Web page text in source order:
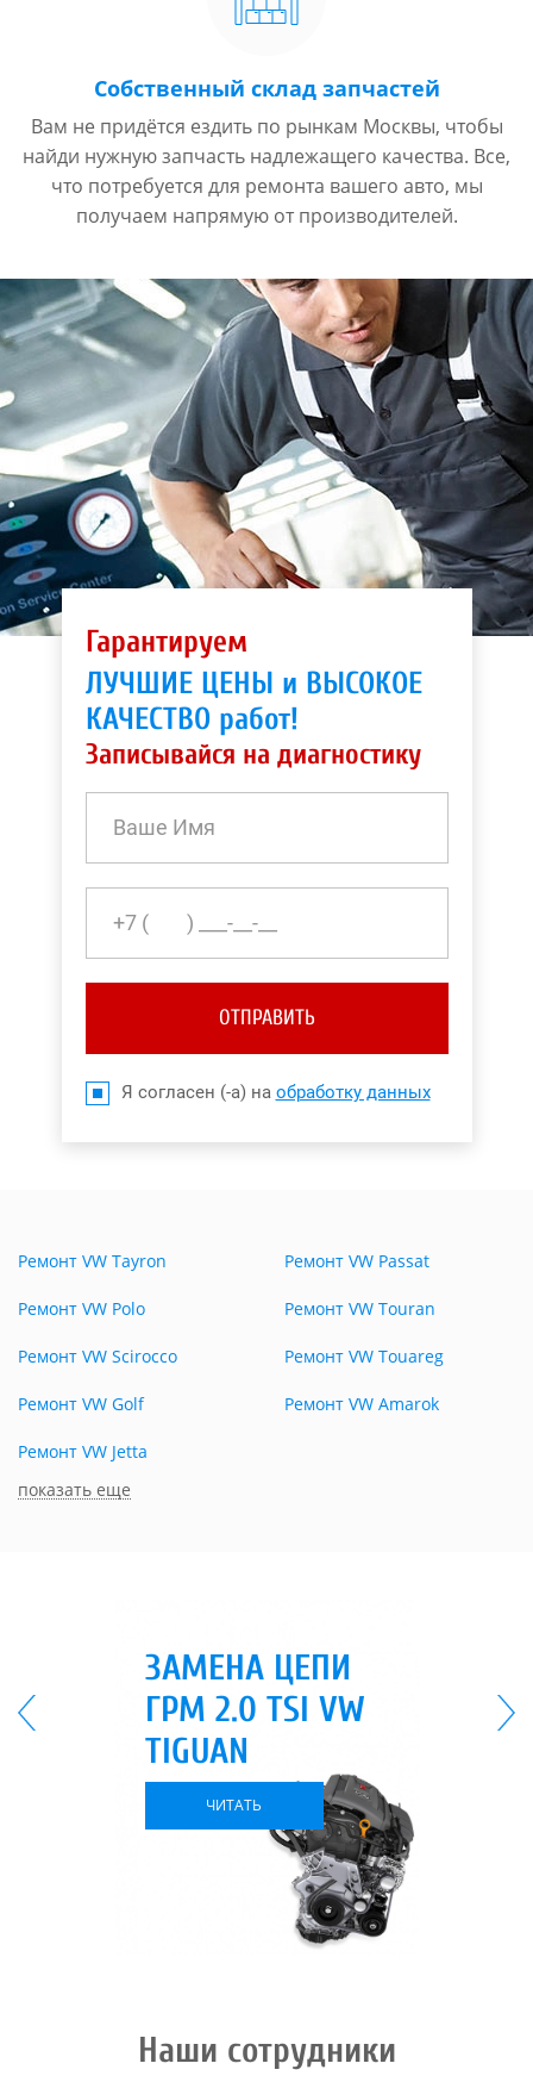
Собственный склад запчастей
Вам не придётся ездить по рынкам Москвы, чтобы
найди нужную запчасть надлежащего качества. Все,
что потребуется для ремонта вашего авто, мы
получаем напрямую от производителей.
Гарантируем
ЛУЧШИЕ ЦЕНЫ и ВЫСОКОЕ
КАЧЕСТВО работ!
Записывайся на диагностику
ОТПРАВИТЬ
Я согласен (-а) на обработку данных
Ремонт VW Tayron
Ремонт VW Polo
Ремонт VW Scirocco
Ремонт VW Golf
Ремонт VW Jetta
Ремонт VW Passat
Ремонт VW Touran
Ремонт VW Touareg
Ремонт VW Amarok
показать еще
ЗАМЕНА ЦЕПИ
ГРМ 2.0 TSI VW
TIGUAN
ЧИТАТЬ
Наши сотрудники